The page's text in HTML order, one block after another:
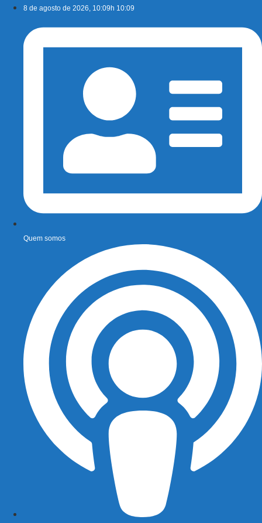
conteúdo
8 de agosto de 2026, 10:09h 10:09
Quem somos